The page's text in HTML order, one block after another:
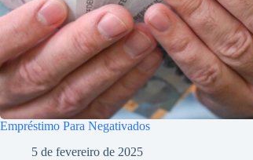
Empréstimo Para Negativados
5 de fevereiro de 2025